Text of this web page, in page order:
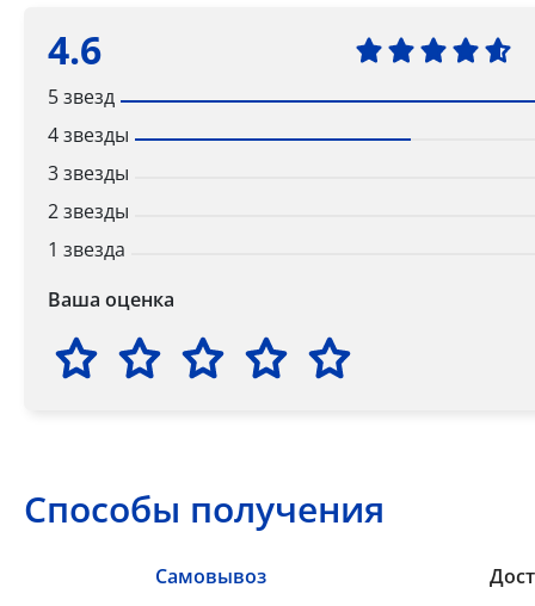
4.6
5 звезд
4 звезды
3 звезды
2 звезды
1 звезда
Ваша оценка
Способы получения
Самовывоз